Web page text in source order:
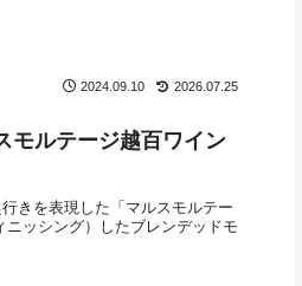
2024.09.10 2026.07.25
モルテージ越百ワイン
きを表現した「マルスモルテー
ッシング）したブレンデッドモ